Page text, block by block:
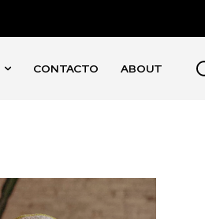
CONTACTO ABOUT